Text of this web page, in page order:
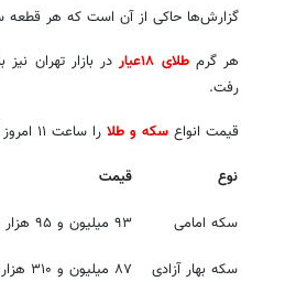
گزارش‌ها حاکی از آن است که هر قطعه سکه امامی با کاهش ۶۹۵ هزار
هر گرمطلای ۱۸عیار
رفت.
قیمت انواع سکه و طلا را ساعت ۱۱ امروز ۱۳ شهریورماه ۱۴۰۴ را مشاهده می کنید.
نوع قیمت
سکه امامی ۹۳ میلیون و ۹۵ هزار تومان
سکه بهار آزادی ۸۷ میلیون و ۳۱۰ هزار تومان